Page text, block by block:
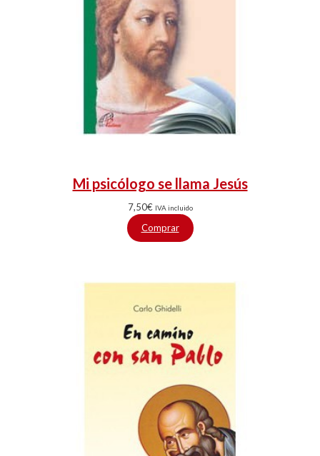
Mi psicólogo se llama Jesús
7,50€ IVA incluido
Comprar